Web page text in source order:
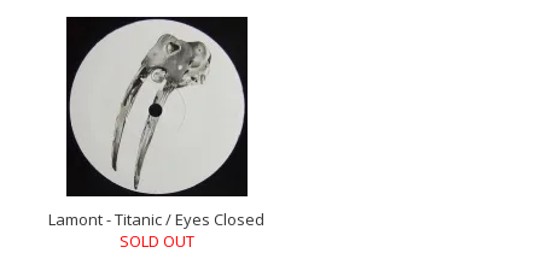
Lamont - Titanic / Eyes Closed
SOLD OUT